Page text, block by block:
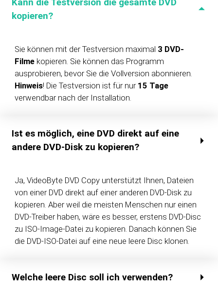
kopieren?
Sie können mit der Testversion maximal 3 DVD-
Filmekopieren. Sie können das Programm
ausprobieren, bevor Sie die Vollversion abonnieren.
Hinweis! Die Testversion ist für nur 15 Tage
verwendbar nach der Installation.
Ist es möglich, eine DVD direkt auf eine
andere DVD-Disk zu kopieren?
Ja, VideoByte DVD Copy unterstützt Ihnen, Dateien
von einer DVD direkt auf einer anderen DVD-Disk zu
kopieren. Aber weil die meisten Menschen nur einen
DVD-Treiber haben, wäre es besser, erstens DVD-Disc
zu ISO-Image-Datei zu kopieren. Danach können Sie
die DVD-ISO-Datei auf eine neue leere Disc klonen.
Welche leere Disc soll ich verwenden?